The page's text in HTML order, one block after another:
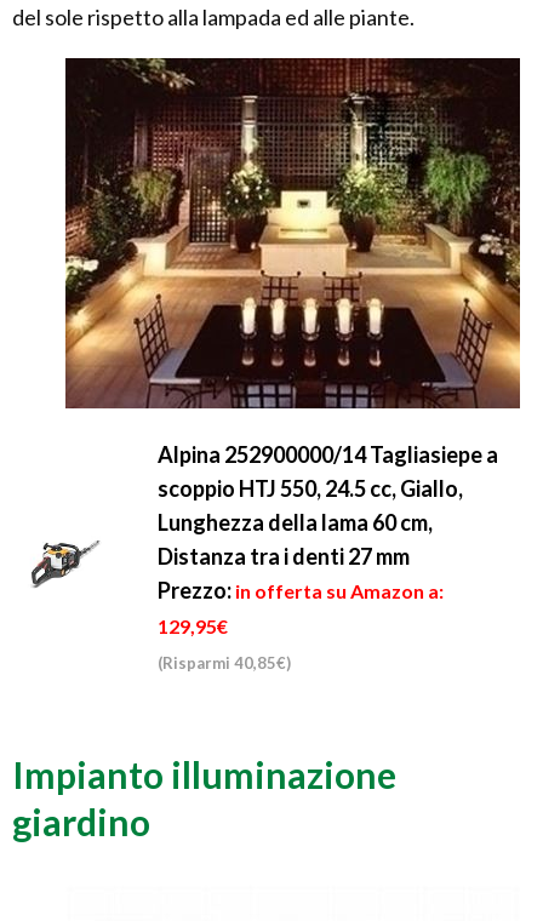
del sole rispetto alla lampada ed alle piante.
Alpina 252900000/14 Tagliasiepe a
scoppio HTJ 550, 24.5 cc, Giallo,
Lunghezza della lama 60 cm,
Distanza tra i denti 27 mm
Prezzo: in offerta su Amazon a:
129,95€
(Risparmi 40,85€)
Impianto illuminazione
giardino